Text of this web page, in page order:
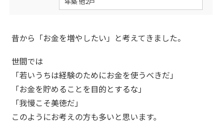
昔から「お金を増やしたい」と考えてきました。
世間では
「若いうちは経験のためにお金を使うべきだ」
「お金を貯めることを目的とするな」
「我慢こそ美徳だ」
このようにお考えの方も多いと思います。